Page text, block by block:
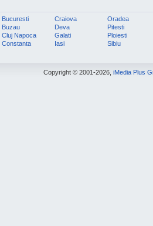
Bucuresti
Buzau
Cluj Napoca
Constanta
Craiova
Deva
Galati
Iasi
Oradea
Pitesti
Ploiesti
Sibiu
Copyright © 2001-2026, iMedia Plus